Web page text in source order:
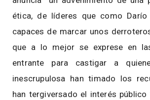
ética, de líderes que como Darío
capaces de marcar unos
que a lo mejor se exprese en
entrante para castigar a
inescrupulosa han timado los
han tergiversado el interés público